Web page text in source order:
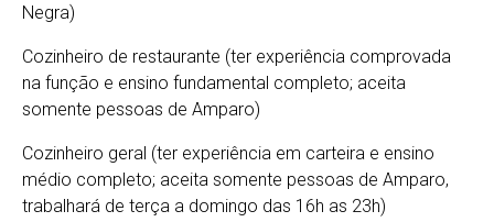
Negra)
Cozinheiro de restaurante (ter experiência comprovada
na função e ensino fundamental completo; aceita
somente pessoas de Amparo)
Cozinheiro geral (ter experiência em carteira e ensino
médio completo; aceita somente pessoas de Amparo,
trabalhará de terça a domingo das 16h as 23h)